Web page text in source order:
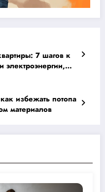
7 шагов к
электроэнергии,
избежать потопа
материалов